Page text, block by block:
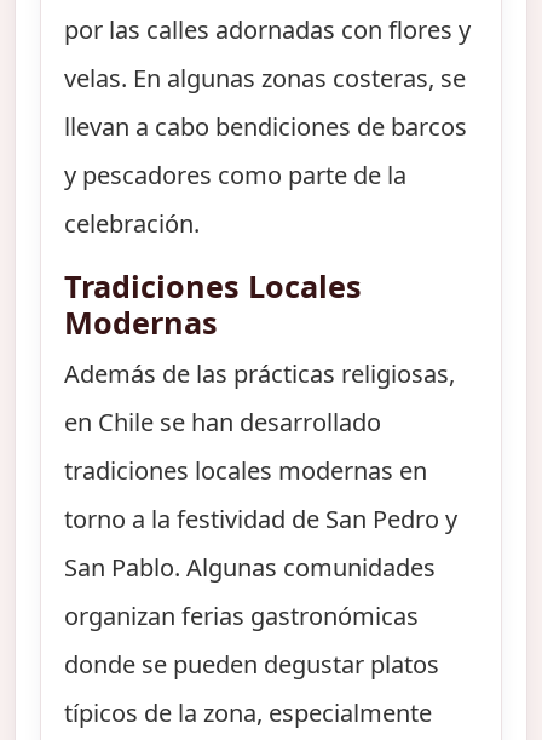
por las calles adornadas con flores y
velas. En algunas zonas costeras, se
llevan a cabo bendiciones de barcos
y pescadores como parte de la
celebración.
Tradiciones Locales
Modernas
Además de las prácticas religiosas,
en Chile se han desarrollado
tradiciones locales modernas en
torno a la festividad de San Pedro y
San Pablo. Algunas comunidades
organizan ferias gastronómicas
donde se pueden degustar platos
típicos de la zona, especialmente